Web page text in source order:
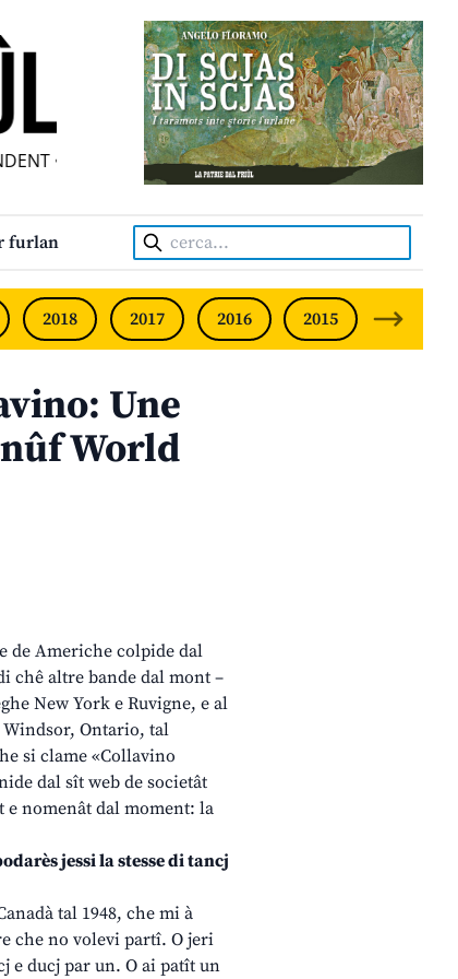
• INDEPENDENT FRIULIAN MONTHLY • NEODVISNI
furlan Cerca:
2018 2017 2016 2015 2014
Une
World
de Americhe colpide dal
chê altre bande dal mont –
New York e Ruvigne, e al
Ontario, tal
si clame «Collavino
dal sît web de societât
nomenât dal moment: la
jessi la stesse di tancj
tal 1948, che mi à
che no volevi partî. O jeri
e ducj par un. O ai patît un